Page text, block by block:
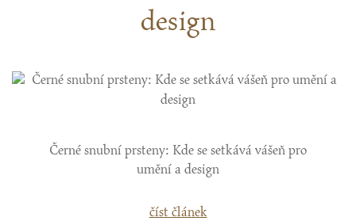
design
Černé snubní prsteny: Kde se setkává vášeň pro
umění a design
číst článek